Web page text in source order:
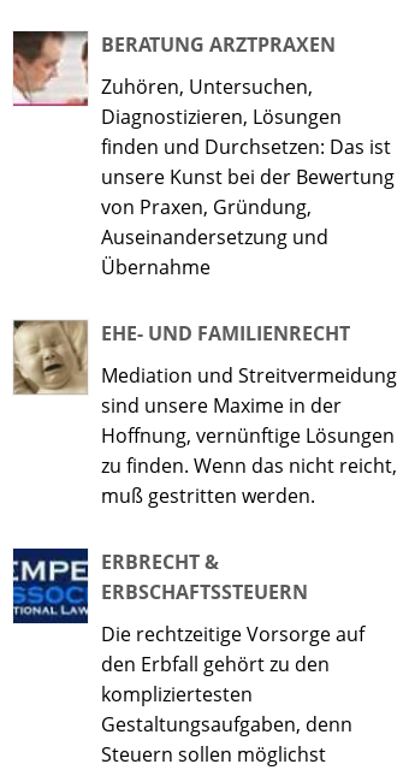
BERATUNG ARZTPRAXEN
Zuhören, Untersuchen,
Diagnostizieren, Lösungen
finden und Durchsetzen: Das ist
unsere Kunst bei der Bewertung
von Praxen, Gründung,
Auseinandersetzung und
Übernahme
EHE- UND FAMILIENRECHT
Mediation und Streitvermeidung
sind unsere Maxime in der
Hoffnung, vernünftige Lösungen
zu finden. Wenn das nicht reicht,
muß gestritten werden.
ERBRECHT &
ERBSCHAFTSSTEUERN
Die rechtzeitige Vorsorge auf
den Erbfall gehört zu den
kompliziertesten
Gestaltungsaufgaben, denn
Steuern sollen möglichst